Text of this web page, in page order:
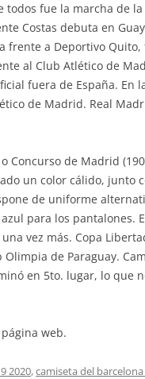
todos fue la marcha de
Costas debuta en
frente a Deportivo
al Club Atlético de
fuera de España. En
de Madrid. Real
Concurso de Madrid
un color cálido, junto
de uniforme
para los pantalones.
vez más. Copa
de Paraguay.
en 5to. lugar, lo que
web.
2020,camiseta del